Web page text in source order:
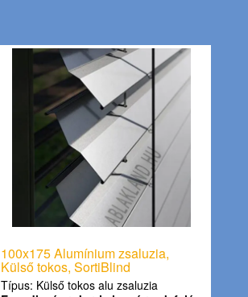
100x175 Alumínium zsaluzia,
Külső tokos, SortiBlind
Típus: Külső tokos alu zsaluzia